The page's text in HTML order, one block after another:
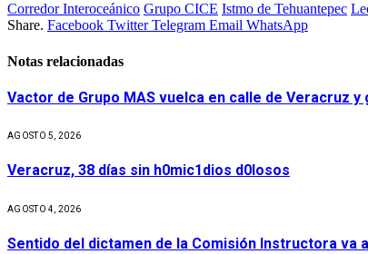
Corredor Interoceánico Grupo CICE Istmo de Tehuantepec
Share. Facebook Twitter Telegram Email WhatsApp
Notas relacionadas
Vactor de Grupo MAS vuelca en calle de Veracruz
AGOSTO 5, 2026
Veracruz, 38 días sin h0mic1dios d0losos
AGOSTO 4, 2026
Sentido del dictamen de la Comisión Instructora va